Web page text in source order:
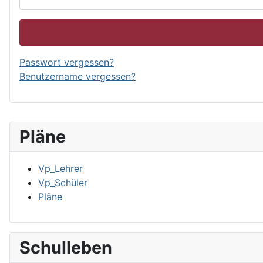
Pläne
Vp_Lehrer
Vp_Schüler
Pläne
Schulleben
Passwort vergessen?
Benutzername vergessen?